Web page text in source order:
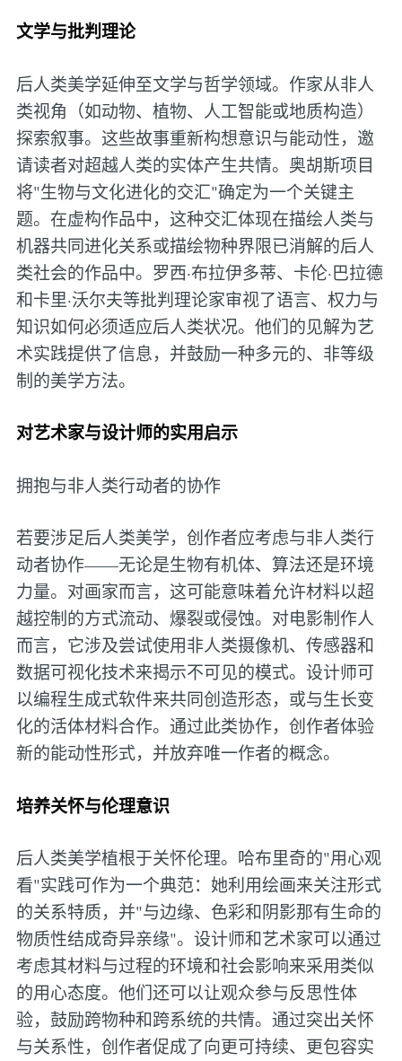
文学与批判理论
后人类美学延伸至文学与哲学领域。作家从非人
类视角（如动物、植物、人工智能或地质构造）
探索叙事。这些故事重新构想意识与能动性，邀
请读者对超越人类的实体产生共情。奥胡斯项目
将"生物与文化进化的交汇"确定为一个关键主
题。在虚构作品中，这种交汇体现在描绘人类与
机器共同进化关系或描绘物种界限已消解的后人
类社会的作品中。罗西·布拉伊多蒂、卡伦·巴拉德
和卡里·沃尔夫等批判理论家审视了语言、权力与
知识如何必须适应后人类状况。他们的见解为艺
术实践提供了信息，并鼓励一种多元的、非等级
制的美学方法。
对艺术家与设计师的实用启示
拥抱与非人类行动者的协作
若要涉足后人类美学，创作者应考虑与非人类行
动者协作——无论是生物有机体、算法还是环境
力量。对画家而言，这可能意味着允许材料以超
越控制的方式流动、爆裂或侵蚀。对电影制作人
而言，它涉及尝试使用非人类摄像机、传感器和
数据可视化技术来揭示不可见的模式。设计师可
以编程生成式软件来共同创造形态，或与生长变
化的活体材料合作。通过此类协作，创作者体验
新的能动性形式，并放弃唯一作者的概念。
培养关怀与伦理意识
后人类美学植根于关怀伦理。哈布里奇的"用心观
看"实践可作为一个典范：她利用绘画来关注形式
的关系特质，并"与边缘、色彩和阴影那有生命的
物质性结成奇异亲缘"。设计师和艺术家可以通过
考虑其材料与过程的环境和社会影响来采用类似
的用心态度。他们还可以让观众参与反思性体
验，鼓励跨物种和跨系统的共情。通过突出关怀
与关系性，创作者促成了向更可持续、更包容实